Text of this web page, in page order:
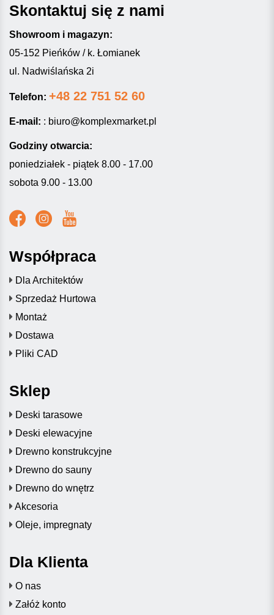
Skontaktuj się z nami
Showroom i magazyn:
05-152 Pieńków / k. Łomianek
ul. Nadwiślańska 2i
Telefon: +48 22 751 52 60
E-mail: : biuro@komplexmarket.pl
Godziny otwarcia:
poniedziałek - piątek 8.00 - 17.00
sobota 9.00 - 13.00
Współpraca
Dla Architektów
Sprzedaż Hurtowa
Montaż
Dostawa
Pliki CAD
Sklep
Deski tarasowe
Deski elewacyjne
Drewno konstrukcyjne
Drewno do sauny
Drewno do wnętrz
Akcesoria
Oleje, impregnaty
Dla Klienta
O nas
Załóż konto